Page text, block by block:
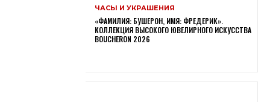
ЧАСЫ И УКРАШЕНИЯ
«ФАМИЛИЯ: БУШЕРОН, ИМЯ: ФРЕДЕРИК».
КОЛЛЕКЦИЯ ВЫСОКОГО ЮВЕЛИРНОГО ИСКУССТВА
BOUCHERON 2026